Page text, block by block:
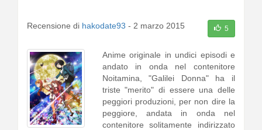
Recensione di hakodate93 - 2 marzo 2015 5
Anime originale in undici episodi e
andato in onda nel contenitore
Noitamina, "Galilei Donna" ha il
triste "merito" di essere una delle
peggiori produzioni, per non dire la
peggiore, andata in onda nel
contenitore solitamente indirizzato